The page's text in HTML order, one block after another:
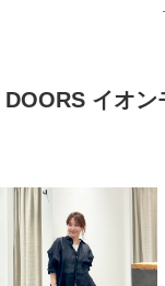
DOORS イオ